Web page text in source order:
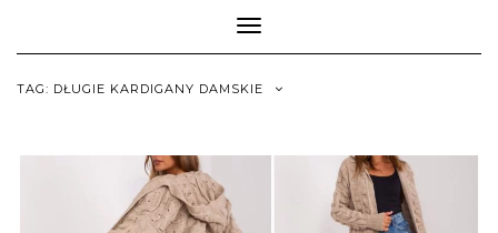
Toggle
Navigation
TAG: DŁUGIE KARDIGANY DAMSKIE